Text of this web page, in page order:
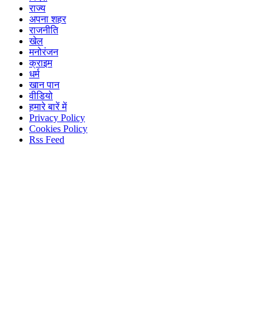
राज्य
अपना शहर
राजनीति
खेल
मनोरंजन
क्राइम
धर्म
खान पान
वीडियो
हमारे बारें में
Privacy Policy
Cookies Policy
Rss Feed